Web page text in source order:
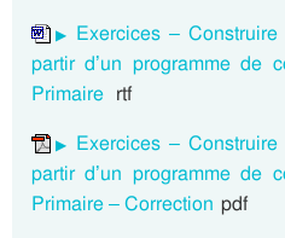
Exercices –
partir d’un programme de
Primaire rtf
Exercices –
partir d’un programme de
Primaire – Correction pdf